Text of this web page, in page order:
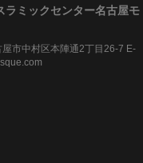
ラミックセンター名古屋モ
市中村区本陣通2丁目26-7 E-